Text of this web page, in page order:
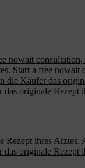
nowait
Start a free
die Käufer das
originale Rezept
ihres
originale